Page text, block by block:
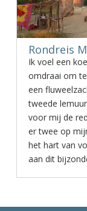
Rondreis
Ik voel een
omdraai om
een
tweede
voor mij de
er twee op
het hart van
aan dit